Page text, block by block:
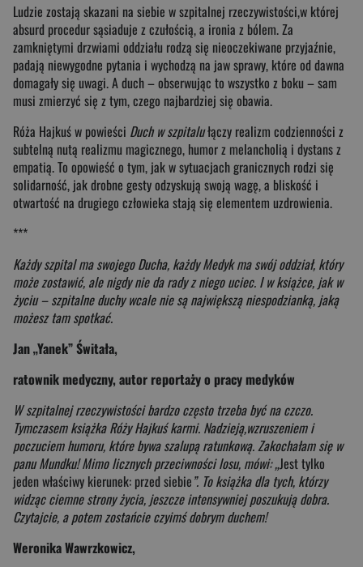
Ludzie zostają skazani na siebie w szpitalnej rzeczywistości,w której
absurd procedur sąsiaduje z czułością, a ironia z bólem. Za
zamkniętymi drzwiami oddziału rodzą się nieoczekiwane przyjaźnie,
padają niewygodne pytania i wychodzą na jaw sprawy, które od dawna
domagały się uwagi. A duch – obserwując to wszystko z boku – sam
musi zmierzyć się z tym, czego najbardziej się obawia.
Róża Hajkuś w powieści Duch w szpitalułączy realizm codzienności z
subtelną nutą realizmu magicznego, humor z melancholią i dystans z
empatią. To opowieść o tym, jak w sytuacjach granicznych rodzi się
solidarność, jak drobne gesty odzyskują swoją wagę, a bliskość i
otwartość na drugiego człowieka stają się elementem uzdrowienia.
***
Każdy szpital ma swojego Ducha, każdy Medyk ma swój oddział, który
może zostawić, ale nigdy nie da rady z niego uciec. I w książce, jak w
życiu – szpitalne duchy wcale nie są największą niespodzianką, jaką
możesz tam spotkać.
Jan „Yanek” Świtała,
ratownik medyczny, autor reportaży o pracy medyków
W szpitalnej rzeczywistości bardzo często trzeba być na czczo.
Tymczasem książka Róży Hajkuś karmi. Nadzieją,wzruszeniem i
poczuciem humoru, które bywa szalupą ratunkową. Zakochałam się w
panu Mundku! Mimo licznych przeciwności losu, mówi: „Jest tylko
jeden właściwy kierunek: przed siebie”. To książka dla tych, którzy
widząc ciemne strony życia, jeszcze intensywniej poszukują dobra.
Czytajcie, a potem zostańcie czyimś dobrym duchem!
Weronika Wawrzkowicz,